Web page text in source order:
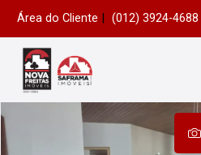
Área do Cliente (012) 3924-4688